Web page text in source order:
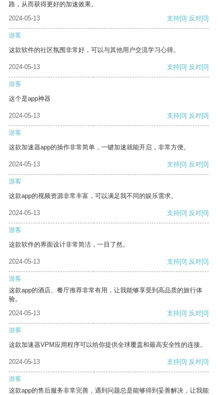
路，从而获得更好的加速效果。
2024-05-13
支持[0] 反对[0]
游客
这款软件的社区氛围非常好，可以与其他用户交流学习心得。
2024-05-13 支持[0] 反对[0]
游客
这个是app神器
2024-05-13 支持[0] 反对[0]
游客
这款加速器app的操作非常简单，一键加速就能开启，非常方便。
2024-05-13 支持[0] 反对[0]
游客
这款app的视频资源非常丰富，可以满足我不同的娱乐需求。
2024-05-13 支持[0] 反对[0]
游客
这款软件的界面设计非常简洁，一目了然。
2024-05-13 支持[0] 反对[0]
游客
这款app的酒店、餐厅推荐非常有用，让我能够享受到高品质的旅行体
验。
2024-05-13
支持[0] 反对[0]
游客
这款加速器VPM应用程序可以给你提供全球覆盖和最高安全性的连接。
2024-05-13 支持[0] 反对[0]
游客
这款app的售后服务非常完善，遇到问题总是能够得到妥善解决，让我能